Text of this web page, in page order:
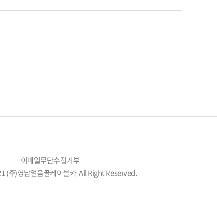
이메일무단수집거부
(주)영남얼음골케이블카. All Right Reserved.